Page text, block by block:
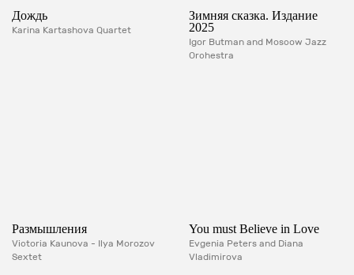
Дождь
Karina Kartashova Quartet
Зимняя сказка. Издание
2025
Igor Butman and Moscow Jazz
Orchestra
Размышления
Victoria Kaunova - Ilya Morozov
Sextet
You must Believe in Love
Evgenia Peters and Diana
Vladimirova